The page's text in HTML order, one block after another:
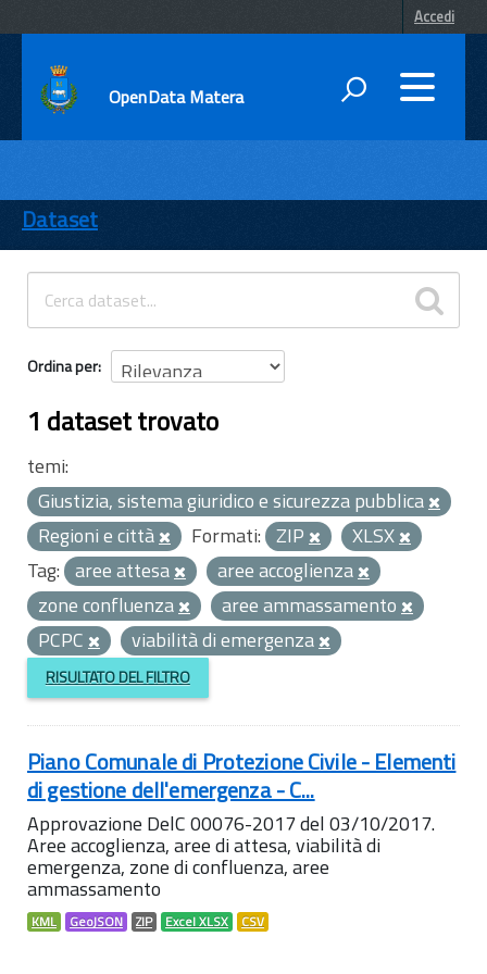
Accedi
OpenData Matera
ENTI
TEMI
INFORMAZIONI
Dataset
Ordina per
1 dataset trovato
temi:
Giustizia, sistema giuridico e sicurezza pubblica
Regioni e città
Formati: ZIP
XLSX
Tag: aree attesa
aree accoglienza
zone confluenza
aree ammassamento
PCPC
viabilità di emergenza
RISULTATO DEL FILTRO
Piano Comunale di Protezione Civile - Elementi
di gestione dell'emergenza - C...
Approvazione DelC 00076-2017 del 03/10/2017.
Aree accoglienza, aree di attesa, viabilità di
emergenza, zone di confluenza, aree
ammassamento
KML GeoJSON ZIP Excel XLSX CSV